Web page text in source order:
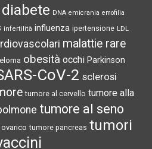
diabete DNA emicrania emofilia
infertilità influenza ipertensione LDL
malattie rare
obesità occhi Parkinson
CoV-2 sclerosi
tumore al cervello tumore alla
tumore al seno
tumore pancreas tumori